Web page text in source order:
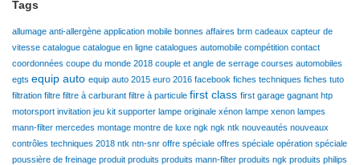
Tags
allumage anti-allergène application mobile bonnes affaires brm cadeaux capteur de
vitesse catalogue catalogue en ligne catalogues automobile compétition contact
coordonnées coupe du monde 2018 couple et angle de serrage courses automobiles
egts equip auto equip auto 2015 euro 2016 facebook fiches techniques fiches tuto
filtration filtre filtre à carburant filtre à particule first class first garage gagnant htp
motorsport invitation jeu kit supporter lampe originale xénon lampe xenon lampes
mann-filter mercedes montage montre de luxe ngk ngk ntk nouveautés nouveaux
contrôles techniques 2018 ntk ntn-snr offre spéciale offres spéciale opération spéciale
poussière de freinage produit produits produits mann-filter produits ngk produits philips